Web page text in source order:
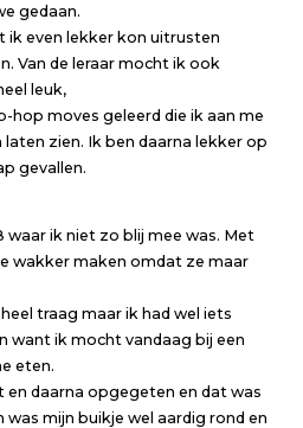
gedaan.
ik even lekker kon uitrusten
Van de leraar mocht ik ook
leuk,
hop moves geleerd die ik aan me
zien. Ik ben daarna lekker op
gevallen.
ik niet zo blij mee was. Met
wakker maken omdat ze maar
traag maar ik had wel iets
want ik mocht vandaag bij een
eten.
en daarna opgegeten en dat was
was mijn buikje wel aardig rond en